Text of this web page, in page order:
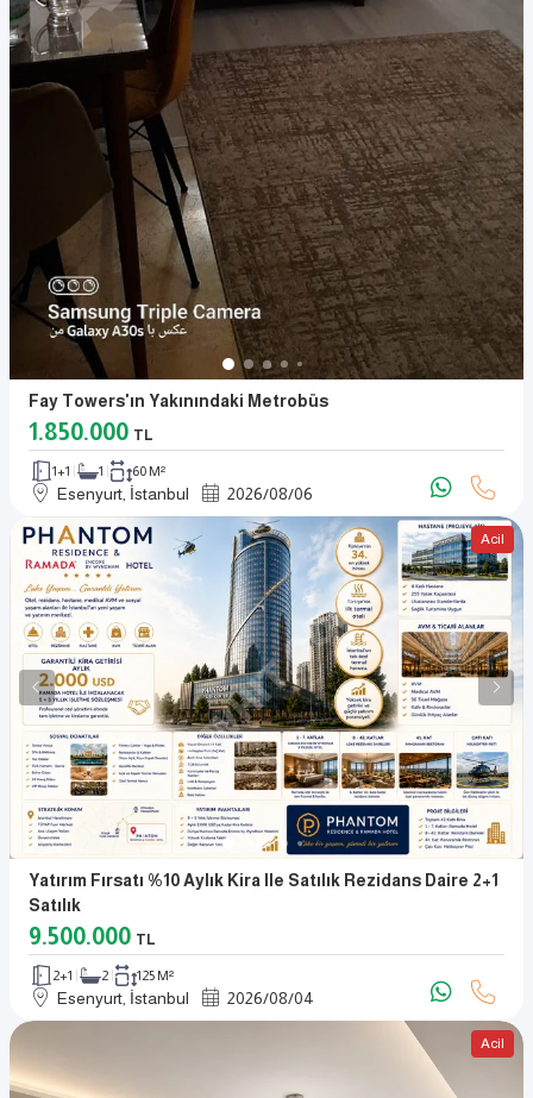
Fay Towers'ın Yakınındaki Metrobüs
1.850.000 TL
1+1 1 60 M²
Esenyurt, İstanbul 2026/08/06
Acil
Yatırım Fırsatı %10 Aylık Kira Ile Satılık Rezidans Daire 2+1
Satılık
9.500.000 TL
2+1 2 125 M²
Esenyurt, İstanbul 2026/08/04
Acil